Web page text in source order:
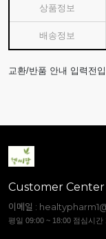
상품정보
배송정보
교환/반품 안내 입력전입
Customer Center
이메일 :
평일 09:00 ~ 18:00 점심시